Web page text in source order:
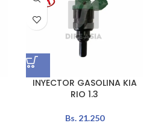
INYECTOR GASOLINA KIA
RIO 1.3
Bs.21.250